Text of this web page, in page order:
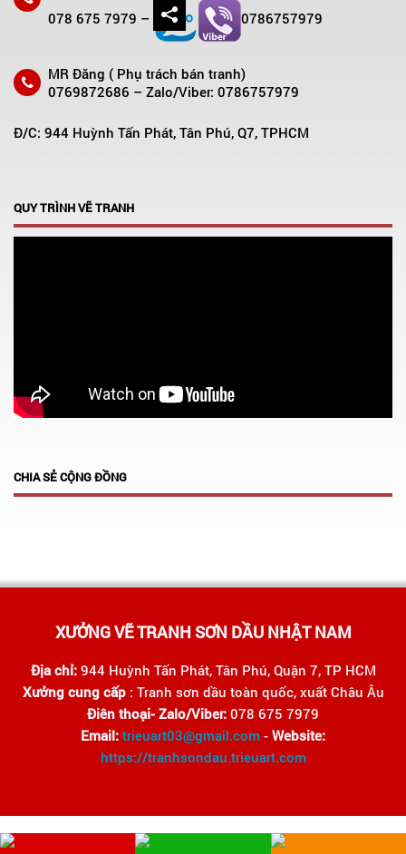
078 675 7979 –
0786757979
MR Đăng ( Phụ trách bán tranh)
0769872686 – Zalo/Viber: 0786757979
Đ/C: 944 Huỳnh Tấn Phát, Tân Phú, Q7, TPHCM
QUY TRÌNH VẼ TRANH
CHIA SẺ CỘNG ĐỒNG
XƯỞNG VẼ TRANH SƠN DẦU NHẬT NAM
Địa chỉ:944 Huỳnh Tấn Phát, Tân Phú, Quận 7, TP HCM
Xưởng cung cấp: Tranh sơn dầu toàn quốc, xuất Châu Âu
Điên thoại- Zalo/Viber: 078 675 7979
Email: trieuart03@gmail.com - Website:
https://tranhsondau.trieuart.com